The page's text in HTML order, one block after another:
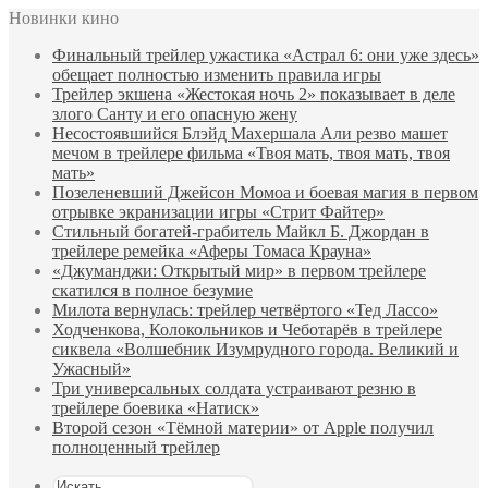
Новинки кино
Финальный трейлер ужастика «Астрал 6: они уже здесь»
обещает полностью изменить правила игры
Трейлер экшена «Жестокая ночь 2» показывает в деле
злого Санту и его опасную жену
Несостоявшийся Блэйд Махершала Али резво машет
мечом в трейлере фильма «Твоя мать, твоя мать, твоя
мать»
Позеленевший Джейсон Момоа и боевая магия в первом
отрывке экранизации игры «Стрит Файтер»
Стильный богатей-грабитель Майкл Б. Джордан в
трейлере ремейка «Аферы Томаса Крауна»
«Джуманджи: Открытый мир» в первом трейлере
скатился в полное безумие
Милота вернулась: трейлер четвёртого «Тед Лассо»
Ходченкова, Колокольников и Чеботарёв в трейлере
сиквела «Волшебник Изумрудного города. Великий и
Ужасный»
Три универсальных солдата устраивают резню в
трейлере боевика «Натиск»
Второй сезон «Тёмной материи» от Apple получил
полноценный трейлер